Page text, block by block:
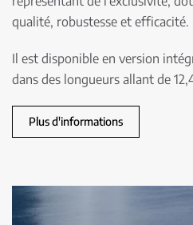
qualité, robustesse et efficacité.
Il est disponible en version
dans des longueurs allant de
Plus d'informations